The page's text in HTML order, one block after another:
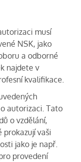
musí
NSK, jako
a odborné
najdete v
kvalifikace.
autorizaci. Tato
o vzdělání,
prokazují vaši
jako je např.
provedení